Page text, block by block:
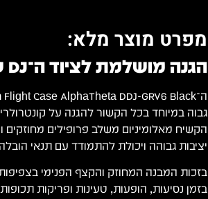
מפרט מוצר מלא:
הגנה מושלמת לציוד ה־DJ שלך
הקשיח מאלומיניום משלב פרופילים
יציבות גבוהה ויכולת להתמודד עם תנאי
בזכות המבנה המחוזק והקצף הפנימי